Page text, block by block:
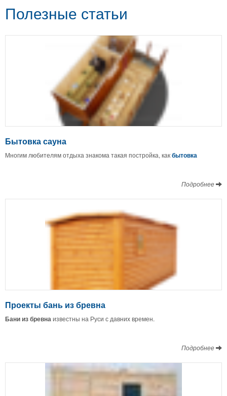
Полезные статьи
Бытовка сауна
Многим любителям отдыха знакома такая постройка, какбытовка
Подробнее
Проекты бань из бревна
Бани из бревнаизвестны на Руси с давних времен.
Подробнее